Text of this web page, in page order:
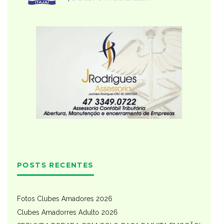
POSTS RECENTES
Fotos Clubes Amadores 2026
Clubes Amadorres Adulto 2026